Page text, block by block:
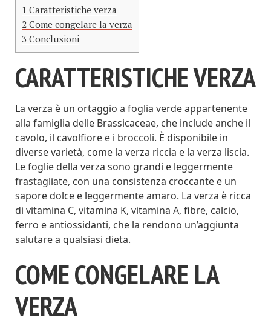
1 Caratteristiche verza
2 Come congelare la verza
3 Conclusioni
CARATTERISTICHE VERZA
La verza è un ortaggio a foglia verde appartenente
alla famiglia delle Brassicaceae, che include anche il
cavolo, il cavolfiore e i broccoli. È disponibile in
diverse varietà, come la verza riccia e la verza liscia.
Le foglie della verza sono grandi e leggermente
frastagliate, con una consistenza croccante e un
sapore dolce e leggermente amaro. La verza è ricca
di vitamina C, vitamina K, vitamina A, fibre, calcio,
ferro e antiossidanti, che la rendono un’aggiunta
salutare a qualsiasi dieta.
COME CONGELARE LA
VERZA